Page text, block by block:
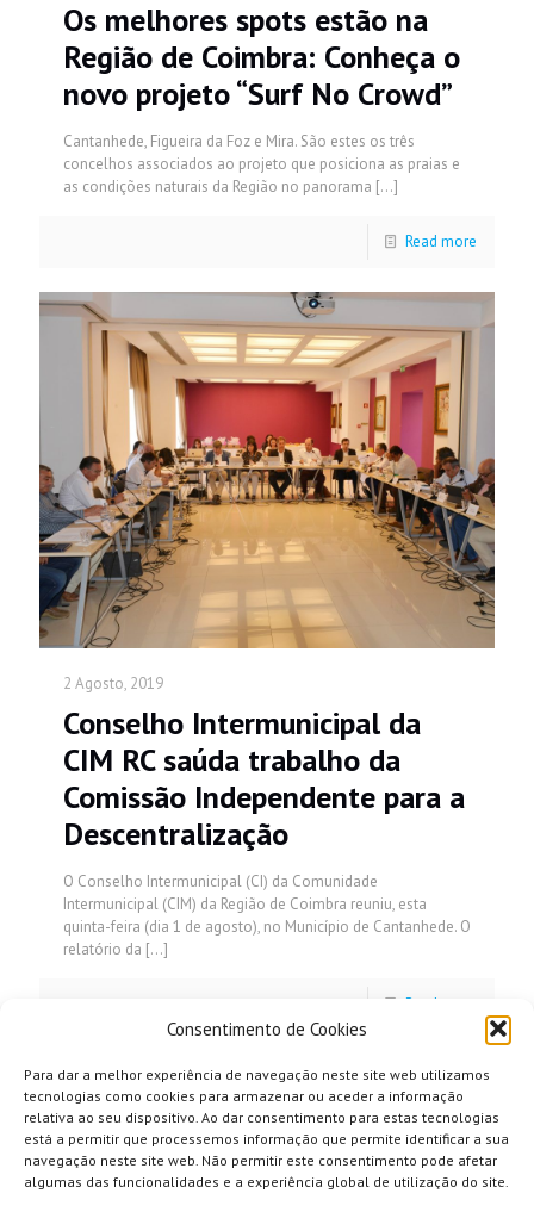
Consentimento de Cookies
Para dar a melhor experiência de navegação neste site web utilizamos
tecnologias como cookies para armazenar ou aceder a informação
relativa ao seu dispositivo. Ao dar consentimento para estas tecnologias
está a permitir que processemos informação que permite identificar a sua
navegação neste site web. Não permitir este consentimento pode afetar
algumas das funcionalidades e a experiência global de utilização do site.
Os melhores spots estão na
Região de Coimbra: Conheça o
novo projeto “Surf No Crowd”
Cantanhede, Figueira da Foz e Mira. São estes os três
concelhos associados ao projeto que posiciona as praias e
as condições naturais da Região no panorama […]
Read more
2 Agosto, 2019
Conselho Intermunicipal da
CIM RC saúda trabalho da
Comissão Independente para a
Descentralização
O Conselho Intermunicipal (CI) da Comunidade
Intermunicipal (CIM) da Região de Coimbra reuniu, esta
quinta-feira (dia 1 de agosto), no Município de Cantanhede. O
relatório da […]
Read more